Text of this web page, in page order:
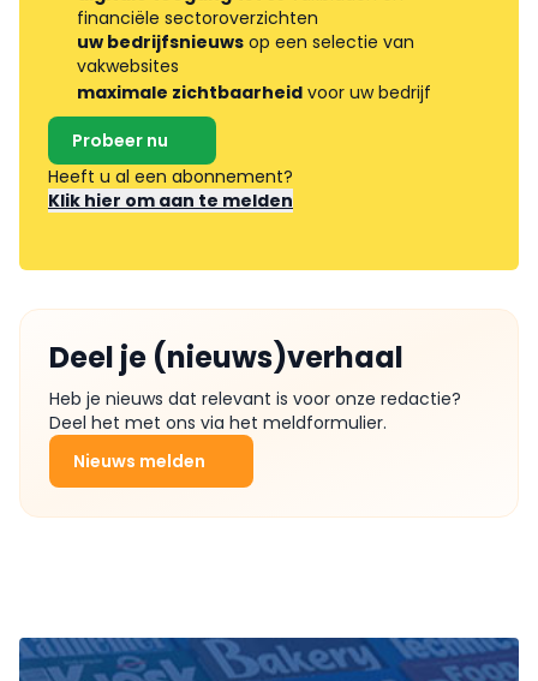
financiële sectoroverzichten
uw bedrijfsnieuws op een selectie van
vakwebsites
maximale zichtbaarheid voor uw bedrijf
Probeer nu
Heeft u al een abonnement?
Klik hier om aan te melden
Deel je (nieuws)verhaal
Heb je nieuws dat relevant is voor onze redactie?
Deel het met ons via het meldformulier.
Nieuws melden